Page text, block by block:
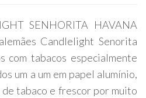
SENHORITA HAVANA
Candlelight Senorita
com tabacos especialmente
um a um em papel alumínio,
tabaco e frescor por muito